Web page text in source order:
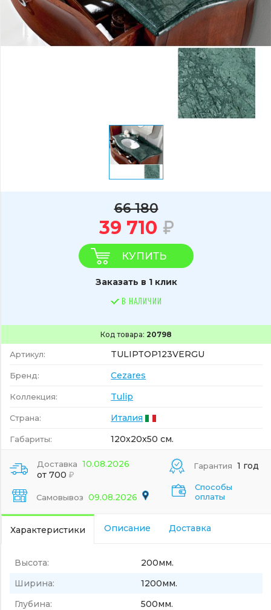
Код товара: 20798
Артикул: TULIPTOP123VERGU
Бренд: Cezares
Коллекция: Tulip
Страна: Италия
Габариты: 120x20x50 см.
66 180
39 710
КУПИТЬ
Заказать в 1 клик
В НАЛИЧИИ
Доставка 10.08.2026
от 700
Самовывоз 09.08.2026
Гарантия 1 год
Способы
оплаты
Характеристики Описание Доставка
Высота:
200мм.
Ширина:
1200мм.
Глубина:
500мм.